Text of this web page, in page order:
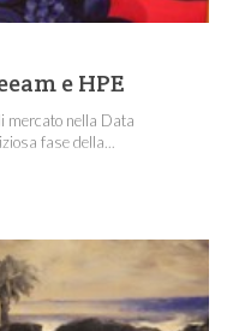
e HPE
mercato nella Data
fase della...